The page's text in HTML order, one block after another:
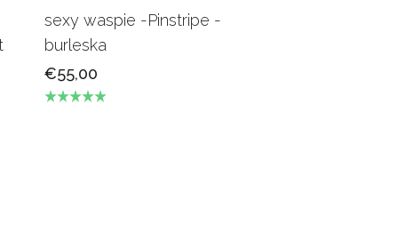
sexy waspie -Pinstripe -
burleska
€55,00